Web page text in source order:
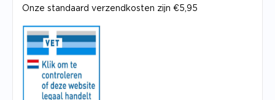
Onze standaard verzendkosten zijn €5,95